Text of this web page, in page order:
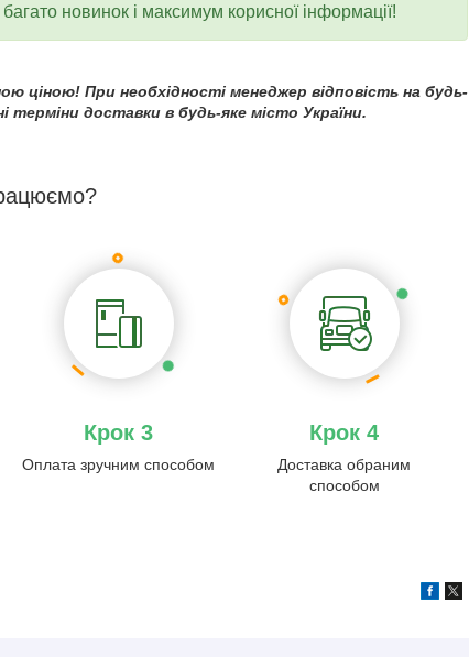
новинок і максимум корисної інформації!
ціною! При необхідності менеджер відповість на будь-
доставки в будь-яке місто України.
Крок 3
Оплата зручним способом
Крок 4
Доставка обраним
способом